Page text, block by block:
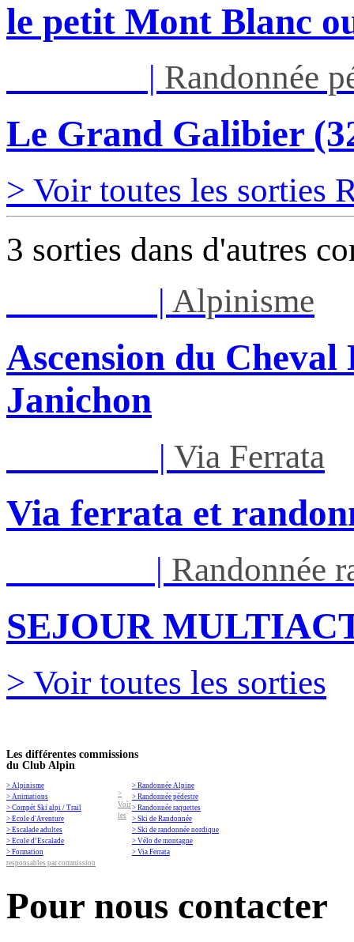
le petit Mont Blanc
| Randonnée
Le Grand Galibier
> Voir toutes les sorties
3 sorties dans d'autres
| Alpinisme
Ascension du
Janichon
| Via Ferrata
Via ferrata et
| Randonnée
SEJOUR
> Voir toutes les sorties
Les différentes commissions
du Club Alpin
> Alpinisme
> Animations
> Compét Ski alpi / Trail
> Ecole d'Aventure
> Escalade adultes
> Ecole d’Escalade
> Formation
> Randonnée Alpine
> Randonnée pédestre
> Randonnée raquettes
> Ski de Randonnée
> Ski de randonnée nordique
> Vélo de montagne
> Via Ferrata
>
Voir
les
responsables par commission
Pour nous contacter